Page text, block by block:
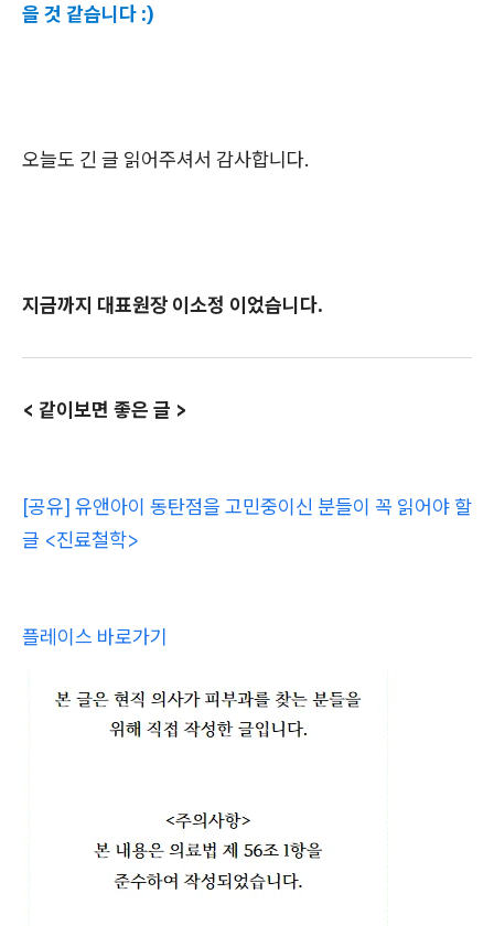
을 것 같습니다 :)
오늘도 긴 글 읽어주셔서 감사합니다.
지금까지 대표원장 이소정 이었습니다.
< 같이보면 좋은 글 >
[공유] 유앤아이 동탄점을 고민중이신 분들이 꼭 읽어야 할
글 <진료철학>
플레이스 바로가기